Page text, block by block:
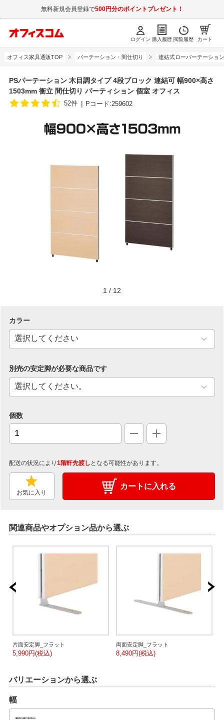
無料新規会員登録で500円分のポイントプレゼント！
ログイン 購入履歴 閲覧履歴 カート
オフィス家具通販TOP パーテーション・間仕切り 連結式ローパーテーション
PSパーテーション 木目調タイプ 4段ブロック 連結可 幅900×高さ
1503mm 衝立 間仕切り パーティション 個室 オフィス
52件 Pコード:259602
1 / 12
カラー
別売の安定脚が必要な商品です
個数
配送の状況により 1階軒先渡し となる可能性があります。
お気に入り
カートに入れる
関連商品やオプション品から選ぶ
片面安定脚_フラット
5,990円(税込)
両面安定脚_フラット
8,490円(税込)
バリエーションから選ぶ
幅